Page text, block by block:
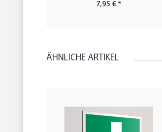
7,95 € *
ÄHNLICHE ARTIKEL